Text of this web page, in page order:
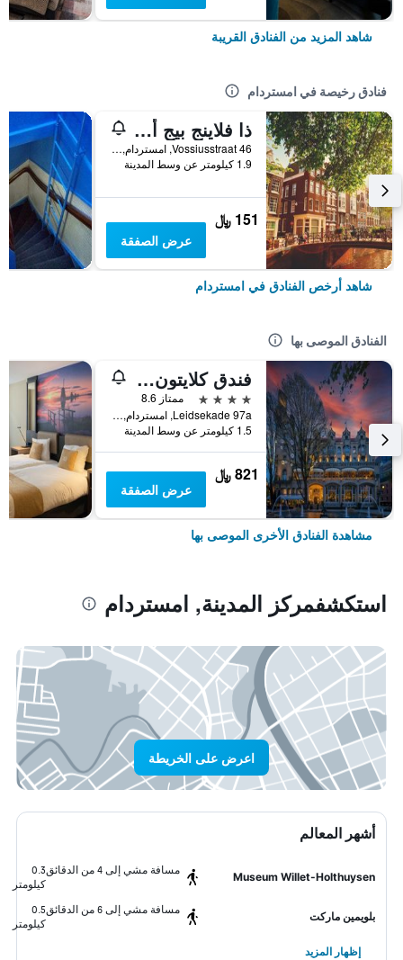
شاهد المزيد من الفنادق القريبة
فنادق رخيصة في امستردام
ذا فلاينج بيج أبتاون هوستل
Vossiusstraat 46, امستردام, مقاطعة شمال هولندا, هولندا
1.9 كيلومتر عن وسط المدينة
151 ﷼
عرض الصفقة
شاهد أرخص الفنادق في امستردام
الفنادق الموصى بها
فندق كلايتون أمستردام أمريكان
4 نجوم
ممتاز 8.6
Leidsekade 97a, امستردام, مقاطعة شمال هولندا, هولندا
1.5 كيلومتر عن وسط المدينة
821 ﷼
عرض الصفقة
مشاهدة الفنادق الأخرى الموصى بها
استكشفمركز المدينة, امستردام
اعرض على الخريطة
أشهر المعالم
Museum Willet-Holthuysen
مسافة مشي إلى 4 من الدقائق
0.3
كيلومتر
بلويمين ماركت
مسافة مشي إلى 6 من الدقائق
0.5
كيلومتر
إظهار المزيد